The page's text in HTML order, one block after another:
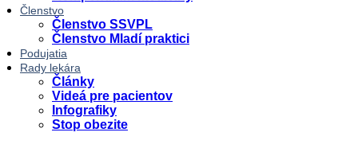
Členstvo
Členstvo SSVPL
Členstvo Mladí praktici
Podujatia
Rady lekára
Články
Videá pre pacientov
Infografiky
Stop obezite